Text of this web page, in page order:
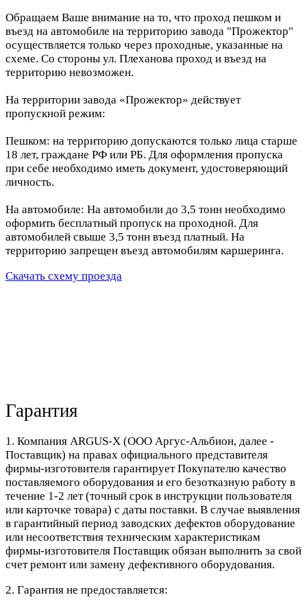
Обращаем Ваше внимание на то, что проход пешком и
въезд на автомобиле на территорию завода "Прожектор"
осуществляется только через проходные, указанные на
схеме. Со стороны ул. Плеханова проход и въезд на
территорию невозможен.
На территории завода «Прожектор» действует
пропускной режим:
Пешком: на территорию допускаются только лица старше
18 лет, граждане РФ или РБ. Для оформления пропуска
при себе необходимо иметь документ, удостоверяющий
личность.
На автомобиле: На автомобили до 3,5 тонн необходимо
оформить бесплатный пропуск на проходной. Для
автомобилей свыше 3,5 тонн въезд платный. На
территорию запрещен въезд автомобилям каршеринга.
Скачать схему проезда
Гарантия
1. Компания ARGUS-X (ООО Аргус-Альбион, далее -
Поставщик) на правах официального представителя
фирмы-изготовителя гарантирует Покупателю качество
поставляемого оборудования и его безотказную работу в
течение 1-2 лет (точный срок в инструкции пользователя
или карточке товара) с даты поставки. В случае выявления
в гарантийный период заводских дефектов оборудование
или несоответствия техническим характеристикам
фирмы-изготовителя Поставщик обязан выполнить за свой
счет ремонт или замену дефективного оборудования.
2. Гарантия не предоставляется: